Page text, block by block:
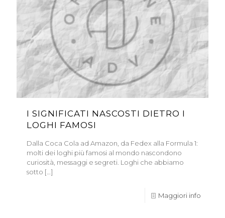
I SIGNIFICATI NASCOSTI DIETRO I
LOGHI FAMOSI
Dalla Coca Cola ad Amazon, da Fedex alla Formula 1:
molti dei loghi più famosi al mondo nascondono
curiosità, messaggi e segreti. Loghi che abbiamo
sotto […]
Maggiori info